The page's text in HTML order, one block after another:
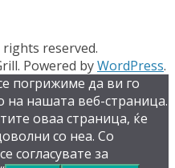
rights reserved.
Powered byWordPress.
погрижиме да ви го
на нашата веб-страница.
оваа страница, ќе
со неа. Со
согласувате за